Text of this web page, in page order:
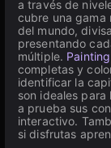
a través de
cubre una gama
del mundo,
presentando
múltiple.
completas y
identificar la
son ideales
a prueba sus
interactivo.
si disfrutas